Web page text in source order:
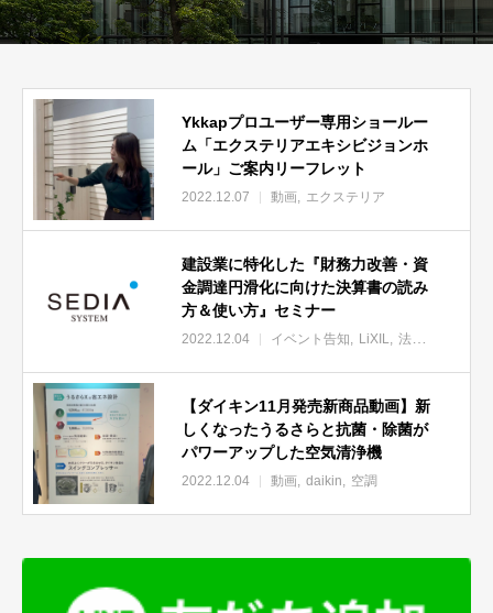
Ykkapプロユーザー専用ショールー
ム「エクステリアエキシビジョンホ
ール」ご案内リーフレット
2022.12.07 動画 エクステリア
建設業に特化した『財務力改善・資
金調達円滑化に向けた決算書の読み
方＆使い方』セミナー
2022.12.04 イベント告知 LiXIL 法改正・支援
【ダイキン11月発売新商品動画】新
しくなったうるさらと抗菌・除菌が
パワーアップした空気清浄機
2022.12.04 動画 daikin 空調